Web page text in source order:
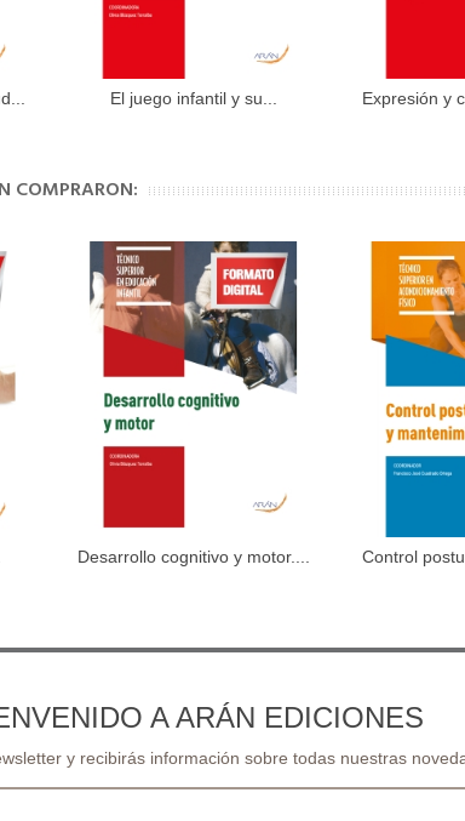
Añadir al carrito
El juego infantil y su...
Expresión y
COMPRARON:
Añadir al carrito
Desarrollo cognitivo y motor.... Control
A ARÁN EDICIONES
y recibirás información sobre todas nuestras